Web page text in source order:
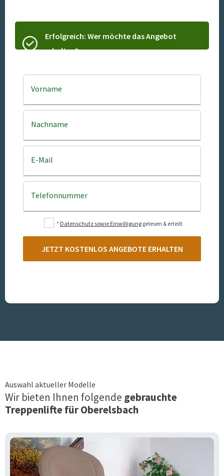
Erfolgreich: Wer möchte das Angebot
erhalten?
Vorname
Nachname
E-Mail
Telefonnummer
* Datenschutz sowie Einwilligung gelesen & erteilt
JETZT KOSTENLOS ANGEBOTE ERHALTEN
Auswahl aktueller Modelle
Wir bieten Ihnen folgende gebrauchte
Treppenlifte fürOberelsbach